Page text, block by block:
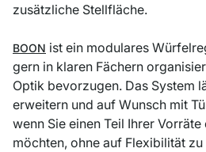
zusätzliche Stellfläche.
BOON ist ein modulares
gern in klaren Fächern
Optik bevorzugen. Das System
erweitern und auf Wunsch mit
wenn Sie einen Teil Ihrer
möchten, ohne auf Flexibilität